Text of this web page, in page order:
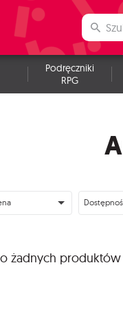
Podręczniki
RPG
żadnych produktów